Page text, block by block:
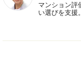
マンション評
い選びを支援。